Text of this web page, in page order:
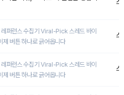
스
퍼런스 수집기 Viral-Pick 스레드 바이
제 버튼 하나로 긁어옵니다
스
퍼런스 수집기 Viral-Pick 스레드 바이
제 버튼 하나로 긁어옵니다
스